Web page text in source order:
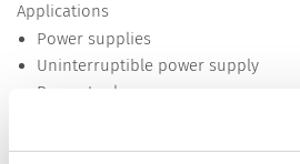
Applications
Power supplies
Uninterruptible power supply
Power tools